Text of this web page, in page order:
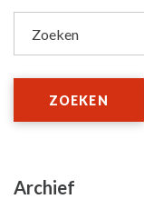
Zoeken
ZOEKEN
Archief